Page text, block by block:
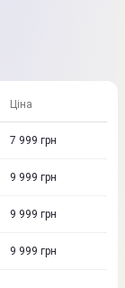
Ціна
7 999 грн
9 999 грн
9 999 грн
9 999 грн